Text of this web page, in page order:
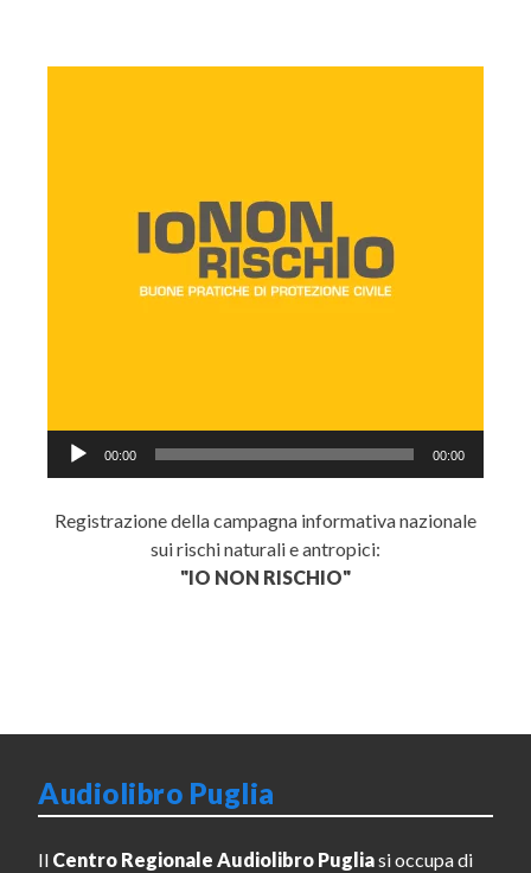
Audio
00:00 00:00
Registrazione della campagna informativa nazionale
sui rischi naturali e antropici:
"IO NON RISCHIO"
Audiolibro Puglia
Il Centro Regionale Audiolibro Pugliasi occupa di